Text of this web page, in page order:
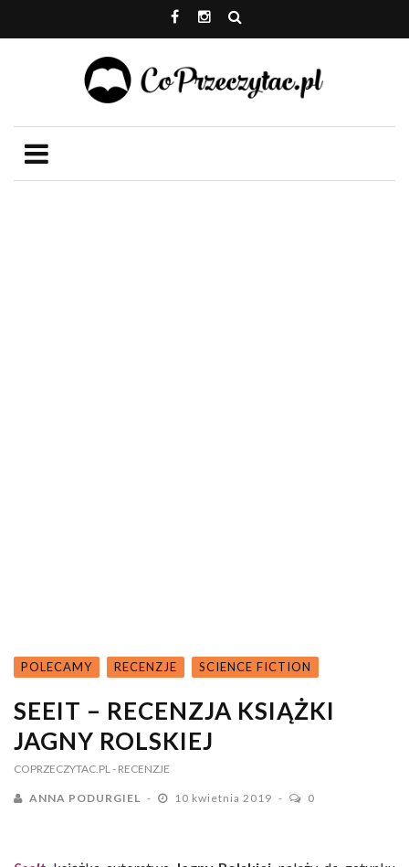
POLECAMY RECENZJE SCIENCE FICTION
SEEIT – RECENZJA KSIĄŻKI
JAGNY ROLSKIEJ
COPRZECZYTAC.PL - RECENZJE
ANNA PODURGIEL 10 kwietnia 2019 0